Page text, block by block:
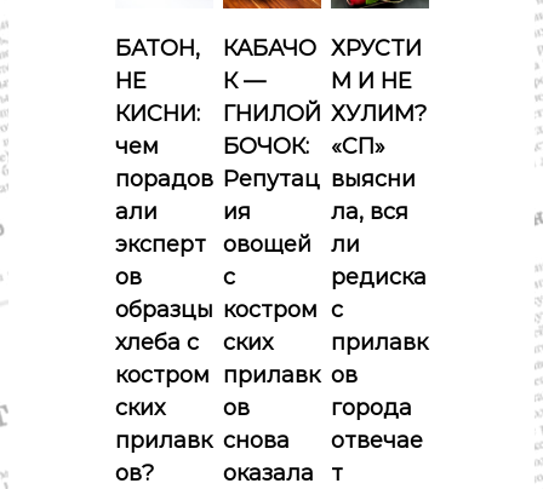
я
п
о
з
а
п
и
с
я
БАТОН,
НЕ
КИСНИ:
чем
порадов
али
эксперт
ов
образцы
хлеба с
костром
ских
прилавк
ов?
КАБАЧО
К —
ГНИЛОЙ
БОЧОК:
Репутац
ия
овощей
с
костром
ских
прилавк
ов
снова
оказала
ХРУСТИ
М И НЕ
ХУЛИМ?
«СП»
выясни
ла, вся
ли
редиска
с
прилавк
ов
города
отвечае
т